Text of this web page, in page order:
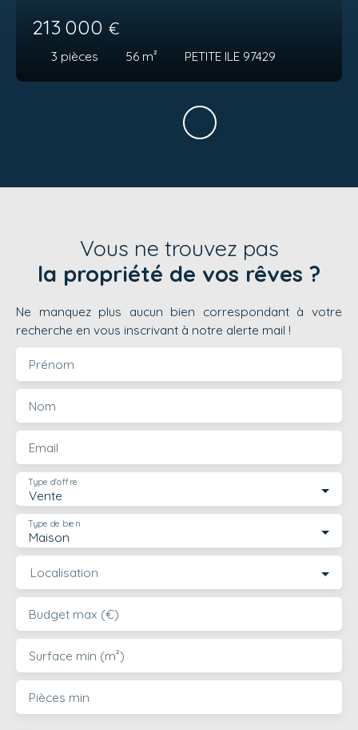
213 000 €
3 pièces 56 m² PETITE ILE 97429
Vous ne trouvez pas
la propriété de vos rêves ?
Ne manquez plus aucun bien correspondant à votre
recherche en vous inscrivant à notre alerte mail !
Prénom
Nom
Email
Vente
Type d'offre
Maison
Type de bien
Localisation
Budget max (€)
Surface min (m²)
Pièces min